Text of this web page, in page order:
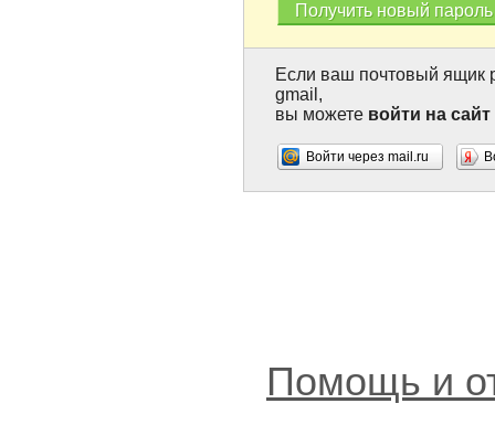
Если ваш почтовый ящик
gmail,
вы можете войти на
Войти через mail.ru
Помощь и